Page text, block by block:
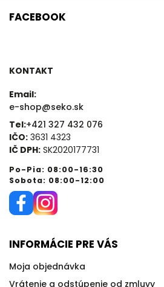
FACEBOOK
KONTAKT
Email:
e-shop@seko.sk
Tel:+421 327 432 076
IČO: 3631 4323
IČ DPH: SK2020177731
Po-Pia: 08:00-16:30
Sobota: 08:00-12:00
INFORMÁCIE PRE VÁS
Moja objednávka
Vrátenie a odstúpenie od zmluvy